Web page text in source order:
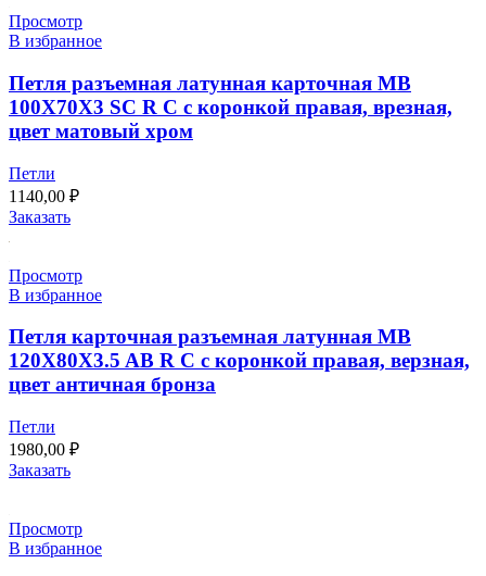
Просмотр
В избранное
Петля разъемная латунная карточная MB
100X70X3 SC R C с коронкой правая, врезная,
цвет матовый хром
Петли
1140,00 ₽
Заказать
Просмотр
В избранное
Петля карточная разъемная латунная MB
120X80X3.5 AB R C с коронкой правая, верзная,
цвет античная бронза
Петли
1980,00 ₽
Заказать
Просмотр
В избранное